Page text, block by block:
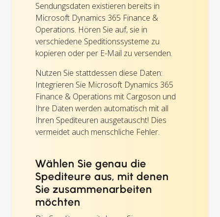
Sendungsdaten existieren bereits in
Microsoft Dynamics 365 Finance &
Operations. Hören Sie auf, sie in
verschiedene Speditionssysteme zu
kopieren oder per E-Mail zu versenden.
Nutzen Sie stattdessen diese Daten:
Integrieren Sie Microsoft Dynamics 365
Finance & Operations mit Cargoson und
Ihre Daten werden automatisch mit all
Ihren Spediteuren ausgetauscht! Dies
vermeidet auch menschliche Fehler.
Wählen Sie genau die
Spediteure aus, mit denen
Sie zusammenarbeiten
möchten